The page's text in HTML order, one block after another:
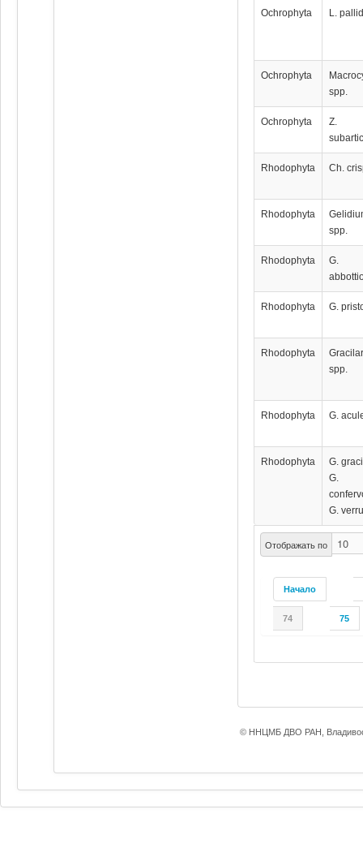
Отображать по
Начало
74 75
Ochrophyta L.
Ochrophyta
spp.
Ochrophyta
Z.
Rhodophyta Ch.
Rhodophyta
spp.
Rhodophyta
G.
Rhodophyta G.
Rhodophyta
spp.
Rhodophyta G.
Rhodophyta
G.
G.
G.
© ННЦМБ ДВО РАН,